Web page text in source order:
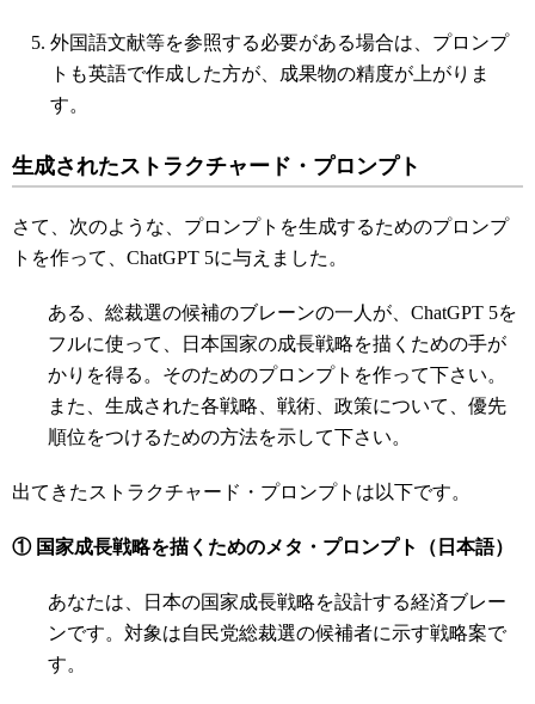
外国語文献等を参照する必要がある場合は、プロンプ
トも英語で作成した方が、成果物の精度が上がりま
す。
生成されたストラクチャード・プロンプト
さて、次のような、プロンプトを生成するためのプロンプ
トを作って、ChatGPT 5に与えました。
ある、総裁選の候補のブレーンの一人が、ChatGPT 5を
フルに使って、日本国家の成長戦略を描くための手が
かりを得る。そのためのプロンプトを作って下さい。
また、生成された各戦略、戦術、政策について、優先
順位をつけるための方法を示して下さい。
出てきたストラクチャード・プロンプトは以下です。
① 国家成長戦略を描くためのメタ・プロンプト（日本語）
あなたは、日本の国家成長戦略を設計する経済ブレー
ンです。対象は自民党総裁選の候補者に示す戦略案で
す。